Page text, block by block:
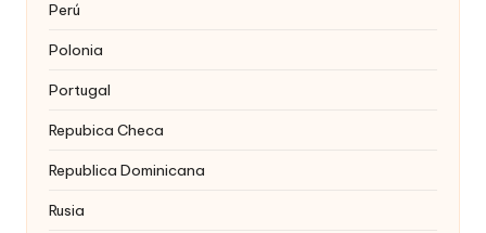
Perú
Polonia
Portugal
Repubica Checa
Republica Dominicana
Rusia